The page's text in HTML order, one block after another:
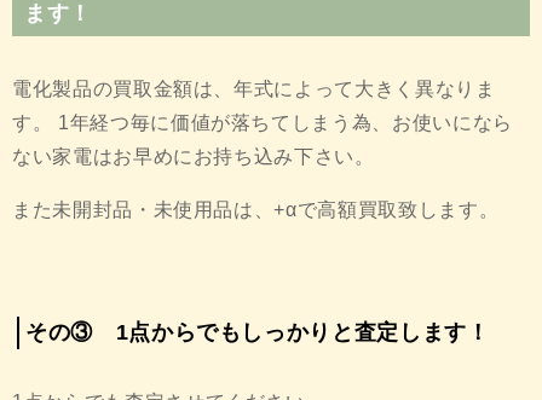
ます！
電化製品の買取金額は、年式によって大きく異なりま
す。 1年経つ毎に価値が落ちてしまう為、お使いになら
ない家電はお早めにお持ち込み下さい。
また未開封品・未使用品は、+αで高額買取致します。
その③ 1点からでもしっかりと査定します！